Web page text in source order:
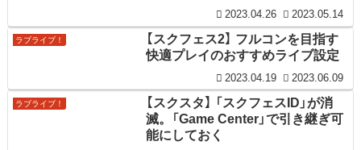
2023.04.26 2023.05.14
ラブライブ！
【スクフェス2】 フルコンを目指す
快適プレイのおすすめライブ設定
2023.04.19 2023.06.09
ラブライブ！
【スクスタ】 「スクフェスID」が消
滅。「Game Center」で引き継ぎ可
能にしておく